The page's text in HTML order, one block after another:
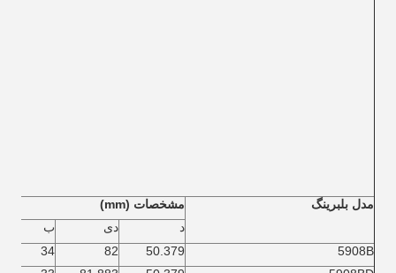
مدل بلبرینگ
مشخصات (mm)
د
دی
ب
5908B
50.379
82
34